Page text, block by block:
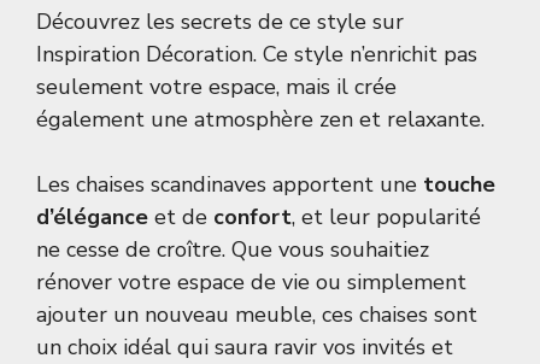
Découvrez les secrets de ce style sur
Inspiration Décoration. Ce style n’enrichit pas
seulement votre espace, mais il crée
également une atmosphère zen et relaxante.
Les chaises scandinaves apportent une touche
d’élégance et de confort, et leur popularité
ne cesse de croître. Que vous souhaitiez
rénover votre espace de vie ou simplement
ajouter un nouveau meuble, ces chaises sont
un choix idéal qui saura ravir vos invités et